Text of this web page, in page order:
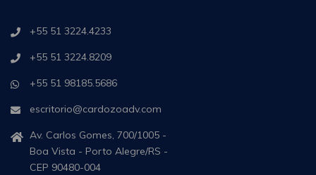
+55 51 3224.4233
+55 51 3224.8209
+55 51 98185.5686
escritorio@cardozoadv.com
Av. Carlos Gomes, 700/1005 -
Boa Vista - Porto Alegre/RS -
CEP 90480-004